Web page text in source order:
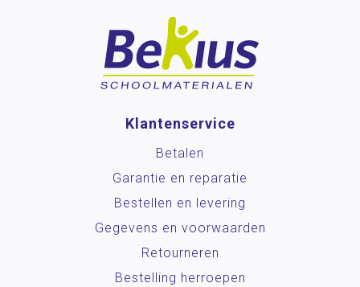
Klantenservice
Betalen
Garantie en reparatie
Bestellen en levering
Gegevens en voorwaarden
Retourneren
Bestelling herroepen